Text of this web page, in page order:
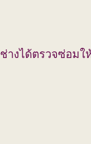
ช่างได้ตรวจซ่อมใ